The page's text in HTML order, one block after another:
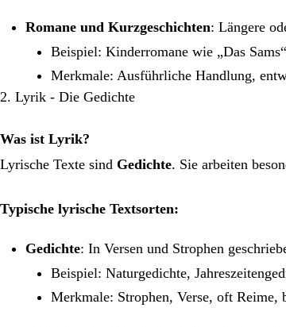
Romane und Kurzgeschichten: Längere
Beispiel: Kinderromane wie „Das Sams“
Merkmale: Ausführliche Handlung,
2. Lyrik - Die Gedichte
Was ist Lyrik?
Lyrische Texte sind Gedichte. Sie arbeiten
Typische lyrische Textsorten:
Gedichte: In Versen und Strophen
Beispiel: Naturgedichte,
Merkmale: Strophen, Verse, oft Reime,